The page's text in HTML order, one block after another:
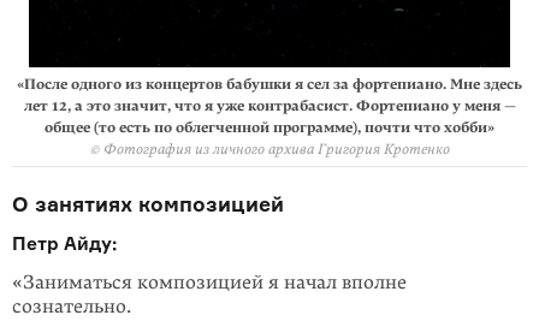
«После одного из концертов бабушки я сел за фортепиано. Мне здесь
лет 12, а это значит, что я уже контрабасист. Фортепиано у меня —
общее (то есть по облегченной программе), почти что хобби»
© Фотография из личного архива Григория Кротенко
О занятиях композицией
Петр Айду:
«Заниматься композицией я начал вполне
сознательно.